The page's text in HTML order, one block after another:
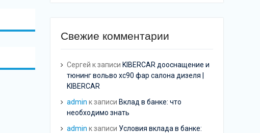
Свежие комментарии
Сергей к записи KIBERCAR дооснащение и
тюнинг вольво хс90 фар салона дизеля |
KIBERCAR
admin к записи Вклад в банке: что
необходимо знать
admin к записи Условия вклада в банке: